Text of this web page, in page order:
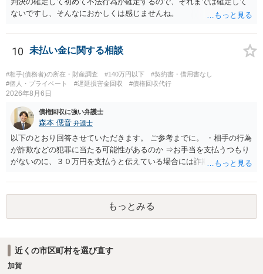
ないですし、そんなにおかしくは感じませんね。
10 未払い金に関する相談
#相手(債務者)の所在・財産調査 #140万円以下
#契約書・借用書なし
#個人・プライベート
#遅延損害金回収 #債権回収代行
2026年8月6日
債権回収に強い弁護士
森本 偲音 弁護士
以下のとおり回答させていただきます。 ご参考までに。 ・相手の行為
が詐欺などの犯罪に当たる可能性があるのか ⇒お手当を支払うつもり
がないのに、３０万円を支払うと伝えている場合には詐欺罪に該当す
段が取れるのか ⇒契約に基づく履行請求として３０万円を請求するこ
とが考えられますが、 パパ活の契約は、売春防止法に抵触する契約
であるため、公序良俗に反する契約として 民法上無効（民法９０
条）となるため、相手方に請求できない可能性が高いです。 ・相手の
いる必要があります。
もっとみる
近くの市区町村を選び直す
加賀